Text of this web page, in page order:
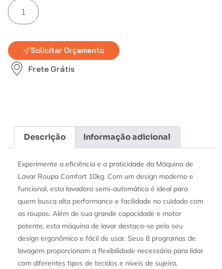
Solicitar Orçamento
Frete Grátis
Descrição Informação adicional
Experimente a eficiência e a praticidade da Máquina de
Lavar Roupa Comfort 10kg. Com um design moderno e
funcional, esta lavadora semi-automática é ideal para
quem busca alta performance e facilidade no cuidado com
as roupas. Além de sua grande capacidade e motor
potente, esta máquina de lavar destaca-se pelo seu
design ergonômico e fácil de usar. Seus 8 programas de
lavagem proporcionam a flexibilidade necessária para lidar
com diferentes tipos de tecidos e níveis de sujeira,